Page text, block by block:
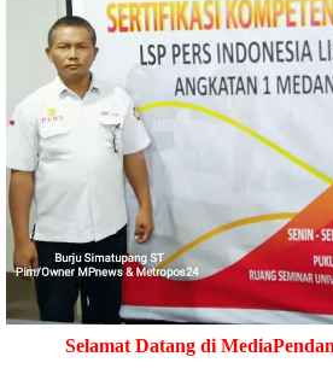
Datang di